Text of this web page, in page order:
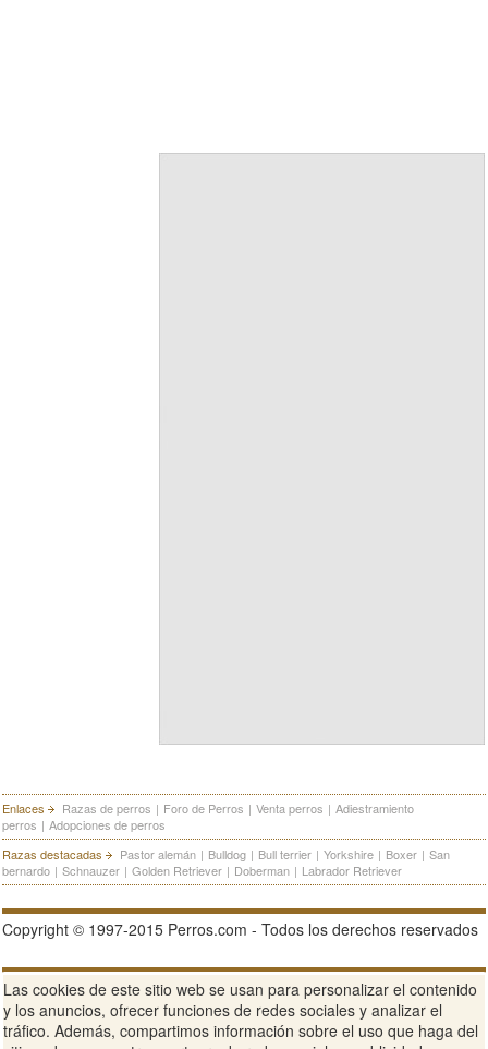
Enlaces Razas de perros | Foro de Perros | Venta perros | Adiestramiento
perros | Adopciones de perros
Razas destacadas
Pastor alemán | Bulldog | Bull terrier | Yorkshire | Boxer | San
bernardo | Schnauzer | Golden Retriever | Doberman | Labrador Retriever
Copyright © 1997-2015 Perros.com - Todos los derechos reservados
Publicidad en Perros.com | Contacte | Aviso Legal Política de
privacidad | Condiciones de uso
Las cookies de este sitio web se usan para personalizar el contenido
y los anuncios, ofrecer funciones de redes sociales y analizar el
tráfico. Además, compartimos información sobre el uso que haga del